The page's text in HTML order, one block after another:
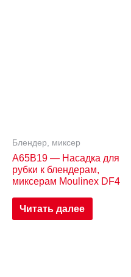
Блендер, миксер
A65B19 — Насадка для
рубки к блендерам,
миксерам Moulinex DF4
Читать далее